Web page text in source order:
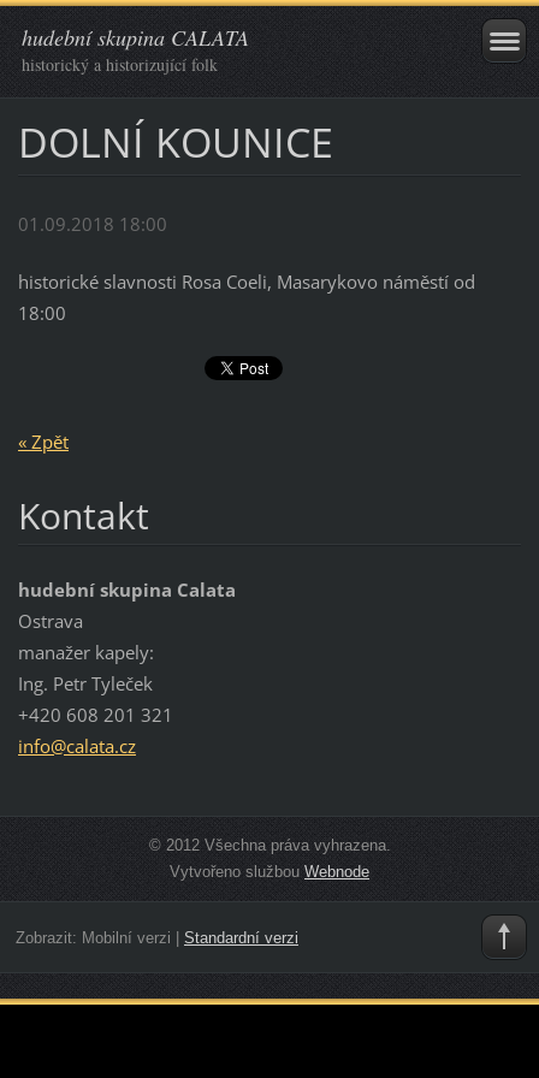
hudební skupina CALATA
historický a historizující folk
DOLNÍ KOUNICE
01.09.2018 18:00
historické slavnosti Rosa Coeli, Masarykovo náměstí od
18:00
« Zpět
Kontakt
hudební skupina Calata
Ostrava
manažer kapely:
Ing. Petr Tyleček
+420 608 201 321
info@calata.cz
© 2012 Všechna práva vyhrazena.
Vytvořeno službou Webnode
Zobrazit: Mobilní verzi Standardní verzi